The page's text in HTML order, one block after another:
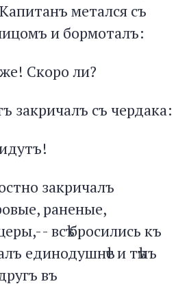
метался съ
и бормоталъ:
Скоро ли?
закричалъ съ чердака:
закричалъ
раненые,
всѣ бросились къ
единодушнѣе и тѣмъ
въ